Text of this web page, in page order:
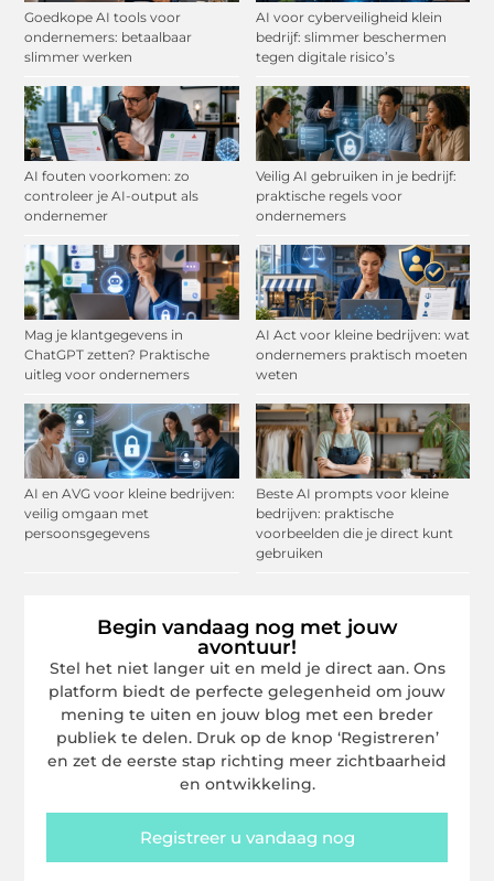
Goedkope AI tools voor
ondernemers: betaalbaar
slimmer werken
AI voor cyberveiligheid klein
bedrijf: slimmer beschermen
tegen digitale risico’s
AI fouten voorkomen: zo
controleer je AI-output als
ondernemer
Veilig AI gebruiken in je bedrijf:
praktische regels voor
ondernemers
Mag je klantgegevens in
ChatGPT zetten? Praktische
uitleg voor ondernemers
AI Act voor kleine bedrijven: wat
ondernemers praktisch moeten
weten
AI en AVG voor kleine bedrijven:
veilig omgaan met
persoonsgegevens
Beste AI prompts voor kleine
bedrijven: praktische
voorbeelden die je direct kunt
gebruiken
Begin vandaag nog met jouw
avontuur!
Stel het niet langer uit en meld je direct aan. Ons
platform biedt de perfecte gelegenheid om jouw
mening te uiten en jouw blog met een breder
publiek te delen. Druk op de knop ‘Registreren’
en zet de eerste stap richting meer zichtbaarheid
en ontwikkeling.
Registreer u vandaag nog